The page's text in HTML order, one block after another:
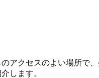
アクセスのよい場所で
します。